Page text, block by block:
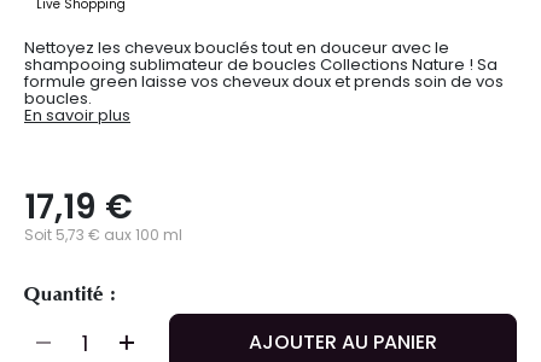
Nettoyez les cheveux bouclés tout en douceur avec le
shampooing sublimateur de boucles Collections Nature ! Sa
formule green laisse vos cheveux doux et prends soin de vos
boucles.
En savoir plus
17,19 €
Soit 5,73 € aux 100 ml
Quantité :
AJOUTER AU PANIER